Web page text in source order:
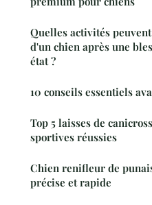
Quelles activités
d'un chien après une
état ?
10 conseils essentiels
Top 5 laisses de
sportives réussies
Chien renifleur de
précise et rapide